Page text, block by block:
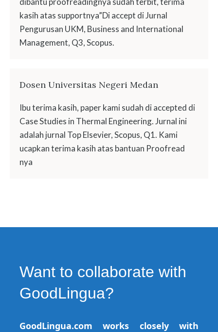
kasih atas supportnya”Di accept di Jurnal
Pengurusan UKM, Business and International
Management, Q3, Scopus.
Dosen Universitas Negeri Medan
Ibu terima kasih, paper kami sudah di accepted di
Case Studies in Thermal Engineering. Jurnal ini
adalah jurnal Top Elsevier, Scopus, Q1. Kami
ucapkan terima kasih atas bantuan Proofread
nya
Want to collaborate with
GoodLingua?
GoodLingua.com works closely with